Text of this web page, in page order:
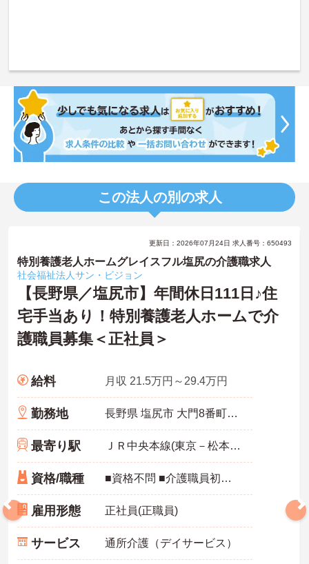
この法人の別の求人
更新日：2026年07月24日 求人番号：650493
特別養護老人ホームグレイスフル塩尻の介護職求人
社会福祉法人サン・ビジョン
【長野県／塩尻市】年間休日111日♪住
宅手当あり！特別養護老人ホームで介
護職員募集＜正社員＞
給料 月収 21.5万円～29.4万円
勤務地 長野県 塩尻市 大門8番町9-10
最寄り駅 ＪＲ中央本線(東京－松本)「塩尻駅」徒歩1分
資格/職種 ■資格不問 ■介護職員初任者研修（ホームヘルパー2級）以上あれば尚可 ■普通自動車運転免許（AT限定可） あれば尚可
雇用形態 正社員(正職員)
サービス 通所介護（デイサービス）